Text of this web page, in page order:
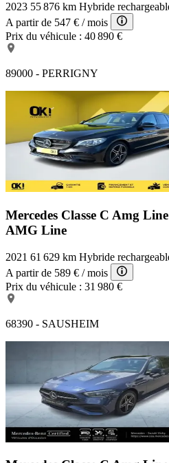
2023 55 876 km Hybride
A partir de 547 € / mois
Prix du véhicule : 40 890 €
89000 - PERRIGNY
Mercedes Classe C Amg Line
AMG Line
2021 61 629 km Hybride
A partir de 589 € / mois
Prix du véhicule : 31 980 €
68390 - SAUSHEIM